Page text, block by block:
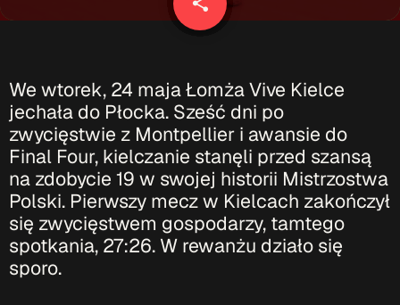
EKIPA
Rekrutacja Fraszka
Podcasty
Przydatne linki
Strona UJK
We wtorek, 24 maja Łomża Vive Kielce
jechała do Płocka. Sześć dni po
zwycięstwie z Montpellier i awansie do
Final Four, kielczanie stanęli przed szansą
na zdobycie 19 w swojej historii Mistrzostwa
Polski. Pierwszy mecz w Kielcach zakończył
się zwycięstwem gospodarzy, tamtego
spotkania, 27:26. W rewanżu działo się
sporo.